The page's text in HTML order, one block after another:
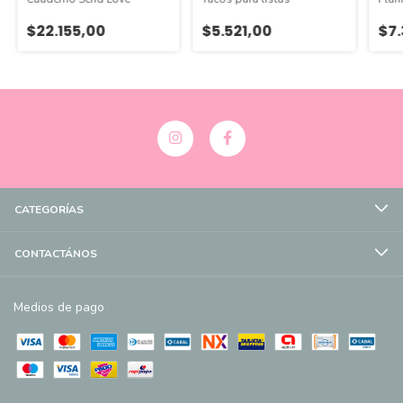
$22.155,00 $5.521,00
CATEGORÍAS
CONTACTÁNOS
Medios de pago